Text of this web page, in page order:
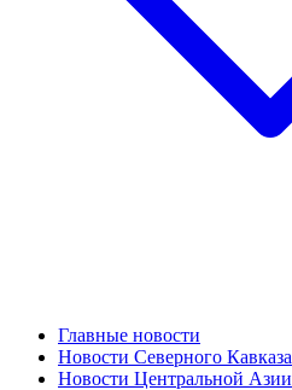
Главные новости
Новости Северного Кавказа
Новости Центральной Азии